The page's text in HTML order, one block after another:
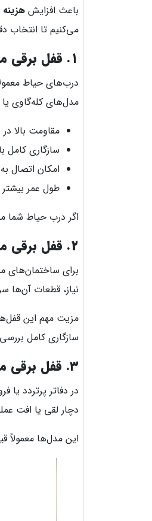
باعث افزایش
می‌کنیم تا انتخاب
۱. قفل برقی مناسب درب حیاط آهنی
درب‌های حیاط
مدل‌های کله‌گاوی
مقاومت بالا
سازگاری کامل
امکان اتصال به
طول عمر
اگر درب حیاط شما
۲. قفل برقی مناسب آپارتمان‌های مسکونی
برای ساختمان‌های
نیاز، قطعات آن‌ها
مزیت مهم این
سازگاری کامل
۳. قفل برقی مناسب محیط‌های اداری و تجاری
در دفاتر پرتردد
دچار لقی یا افت
این مدل‌ها معمولاً